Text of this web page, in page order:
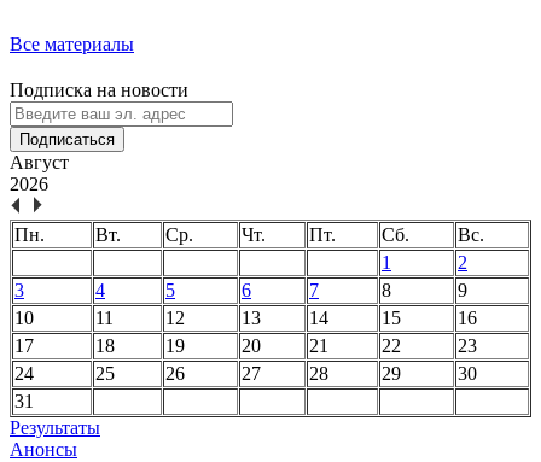
Все материалы
Подписка на новости
Подписаться
Август
2026
Пн. Вт. Ср. Чт. Пт. Сб.
Вс.
1
2
3
4 5 6 7 8
9
10
11 12 13 14 15
16
17
18 19 20 21 22
23
24
25 26 27 28 29
30
31
Результаты
Анонсы